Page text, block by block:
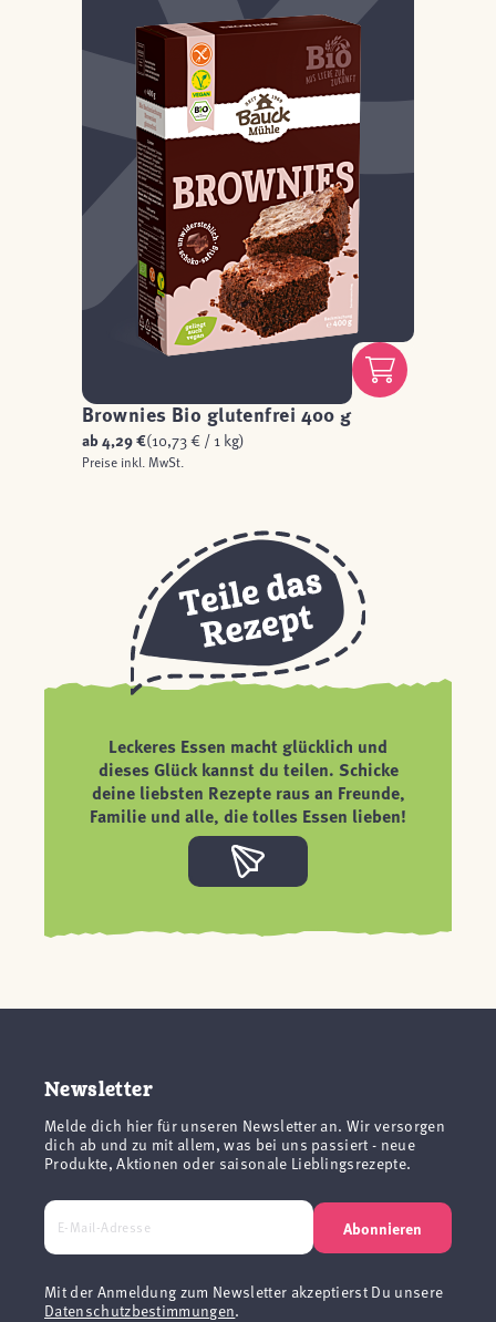
Brownies Bio glutenfrei 400 g
ab4,29 €(10,73 € / 1 kg)
Preise inkl. MwSt.
Leckeres Essen macht glücklich und
dieses Glück kannst du teilen. Schicke
deine liebsten Rezepte raus an Freunde,
Familie und alle, die tolles Essen lieben!
Newsletter
Melde dich hier für unseren Newsletter an. Wir versorgen
dich ab und zu mit allem, was bei uns passiert - neue
Produkte, Aktionen oder saisonale Lieblingsrezepte.
Abonnieren
Mit der Anmeldung zum Newsletter akzeptierst Du unsere
Datenschutzbestimmungen.